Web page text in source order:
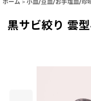
ホーム > 小皿/豆皿/お手塩皿/珍
黒サビ絞り 雲